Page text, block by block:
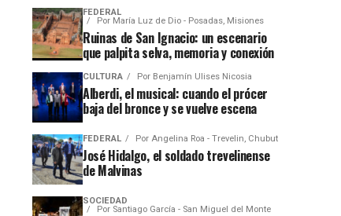
FEDERAL
Por María Luz de Dio - Posadas, Misiones
Ruinas de San Ignacio: un escenario
que palpita selva, memoria y conexión
CULTURA Por Benjamín Ulises Nicosia
Alberdi, el musical: cuando el prócer
baja del bronce y se vuelve escena
FEDERAL Por Angelina Roa - Trevelin, Chubut
José Hidalgo, el soldado trevelinense
de Malvinas
SOCIEDAD
Por Santiago García - San Miguel del Monte